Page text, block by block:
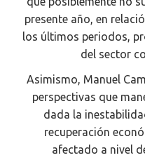
presente año, en
los últimos periodos,
del sector
Asimismo, Manuel
perspectivas que
dada la
recuperación
afectado a nivel